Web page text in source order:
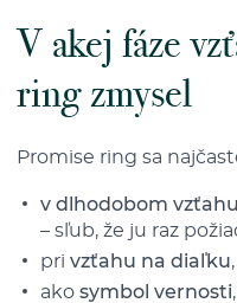
V akej fáze
ring zmysel
Promise ring sa
v dlhodobom
– sľub, že ju raz
pri vzťahu na diaľku,
ako symbol vernosti,